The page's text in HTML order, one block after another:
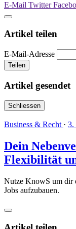
E-Mail Twitter
Artikel teilen
E-Mail-Adresse
Teilen
Artikel gesendet
Schliessen
Business & Recht · 3.
Dein
Flexibilität
Nutze KnowS um dir
Jobs aufzubauen.